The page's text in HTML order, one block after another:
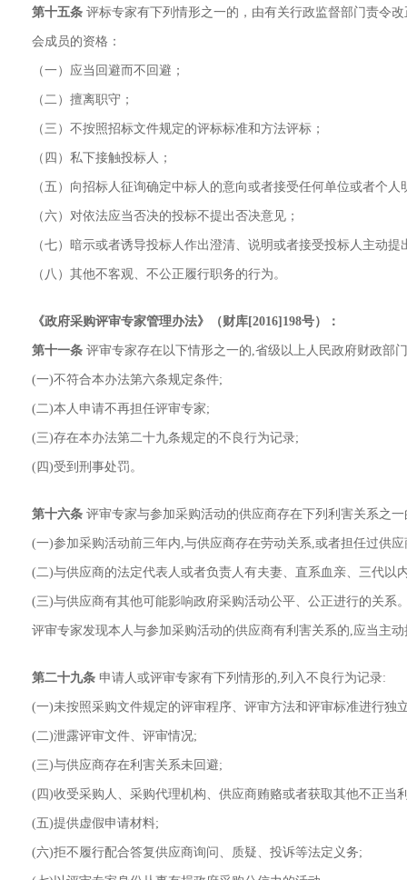
第十五条 评标专家有下列情形之一的，由有关行政监督部门责令
会成员的资格：
（一）应当回避而不回避；
（二）擅离职守；
（三）不按照招标文件规定的评标标准和方法评标；
（四）私下接触投标人；
（五）向招标人征询确定中标人的意向或者接受任何单位或者个
（六）对依法应当否决的投标不提出否决意见；
（七）暗示或者诱导投标人作出澄清、说明或者接受投标人主动提
（八）其他不客观、不公正履行职务的行为。
《政府采购评审专家管理办法》（财库[2016]198号）：
第十一条 评审专家存在以下情形之一的,省级以上人民政府财政部
(一)不符合本办法第六条规定条件;
(二)本人申请不再担任评审专家;
(三)存在本办法第二十九条规定的不良行为记录;
(四)受到刑事处罚。
第十六条 评审专家与参加采购活动的供应商存在下列利害关系之
(一)参加采购活动前三年内,与供应商存在劳动关系,或者担任过供
(二)与供应商的法定代表人或者负责人有夫妻、直系血亲、三代以
(三)与供应商有其他可能影响政府采购活动公平、公正进行的关系
评审专家发现本人与参加采购活动的供应商有利害关系的,应当主
第二十九条 申请人或评审专家有下列情形的,列入不良行为记录:
(一)未按照采购文件规定的评审程序、评审方法和评审标准进行独
(二)泄露评审文件、评审情况;
(三)与供应商存在利害关系未回避;
(四)收受采购人、采购代理机构、供应商贿赂或者获取其他不正当
(五)提供虚假申请材料;
(六)拒不履行配合答复供应商询问、质疑、投诉等法定义务;